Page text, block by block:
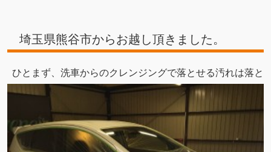
埼玉県熊谷市からお越し頂きました。
ひとまず、洗車からのクレンジングで落とせる汚れは落と